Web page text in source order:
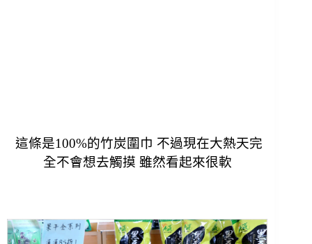
這條是100%的竹炭圍巾 不過現在大熱天完
全不會想去觸摸 雖然看起來很軟